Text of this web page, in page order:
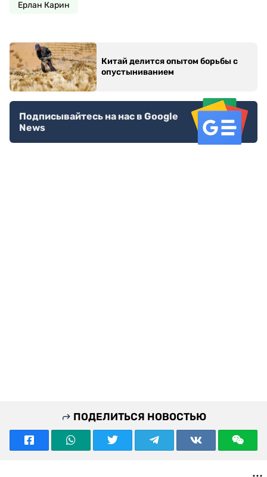
Ерлан Карин
Китай делится опытом борьбы с
опустыниванием
Подписывайтесь на нас в Google
News
ПОДЕЛИТЬСЯ НОВОСТЬЮ